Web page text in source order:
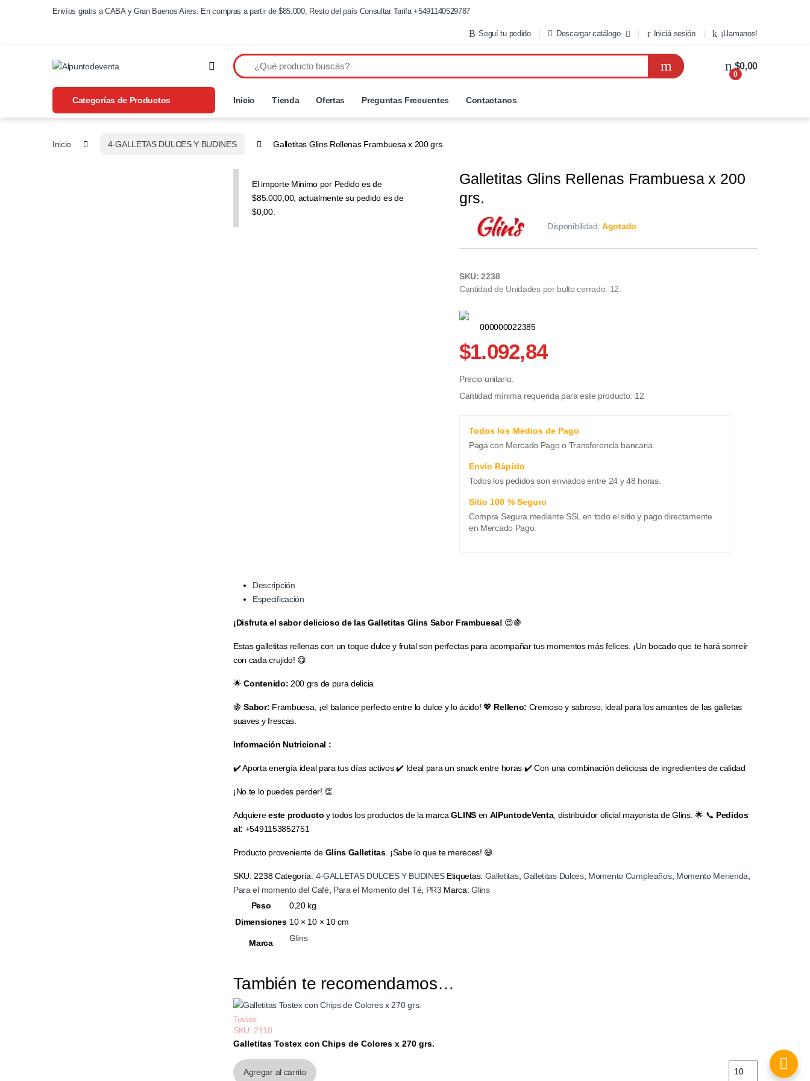
Saltar a navegación
Envíos gratis a CABA y Gran Buenos Aires. En compras a partir de $85.000, Resto del país Consultar Tarifa +5491140529787
Seguí tu pedido Descargar catálogo Iniciá sesión ¡Llamanos!
0
$0,00
Categorías de Productos Inicio Tienda Ofertas Preguntas Frecuentes Contactanos
Inicio 4-GALLETAS DULCES Y BUDINES Galletitas Glins Rellenas Frambuesa x 200 grs.
El importe Minimo por Pedido es de
$85.000,00, actualmente su pedido es de
$0,00.
Galletitas Glins Rellenas Frambuesa x 200
grs.
Disponibilidad:Agotado
SKU: 2238
Cantidad de Unidades por bulto cerrado: 12.
000000022385
$1.092,84
Precio unitario.
Cantidad mínima requerida para este producto: 12
Todos los Medios de Pago
Pagá con Mercado Pago o Transferencia bancaria.
Envío Rápido
Todos los pedidos son enviados entre 24 y 48 horas.
Sitio 100 % Seguro
Compra Segura mediante SSL en todo el sitio y pago directamente
en Mercado Pago.
Descripción
Especificación
¡Disfruta el sabor delicioso de las Galletitas Glins Sabor Frambuesa! 😍🍇
Estas galletitas rellenas con un toque dulce y frutal son perfectas para acompañar tus momentos más felices. ¡Un bocado que te hará sonreír
con cada crujido! 😋
🌟Contenido: 200 grs de pura delicia
🍇Sabor: Frambuesa, ¡el balance perfecto entre lo dulce y lo ácido! 💖 Relleno: Cremoso y sabroso, ideal para los amantes de las galletas
suaves y frescas.
Información Nutricional :
✔️ Aporta energía ideal para tus días activos ✔️ Ideal para un snack entre horas ✔️ Con una combinación deliciosa de ingredientes de calidad
¡No te lo puedes perder! 👏
Adquiereeste producto y todos los productos de la marcaGLINSen AlPuntodeVenta, distribuidor oficial mayorista de Glins. 🌟 📞 Pedidos
al: +5491153852751
Producto proveniente de Glins Galletitas. ¡Sabe lo que te mereces! 😄
SKU: 2238 Categoría: 4-GALLETAS DULCES Y BUDINES Etiquetas: Galletitas, Galletitas Dulces, Momento Cumpleaños, Momento Merienda
Para el momento del Café, Para el Momento del Té, PR3 Marca:Glins
Peso
0,20 kg
Dimensiones 10 × 10 × 10 cm
Marca Glins
También te recomendamos…
Tostex
SKU: 2110
Galletitas Tostex con Chips de Colores x 270 grs.
$1.484,73
Agregar al carrito
Galletitas Tostex